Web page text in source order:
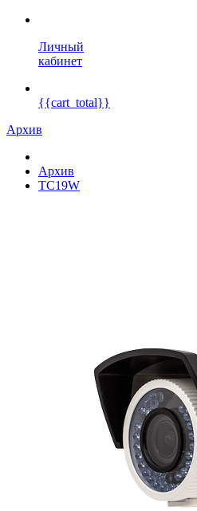
Личный
кабинет
{{cart_total}}
Архив
Архив
TC19W